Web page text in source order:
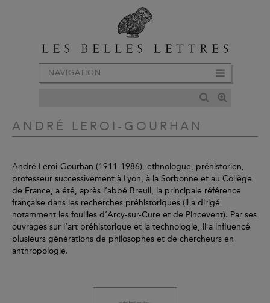
NAVIGATION
ANDRÉ LEROI-GOURHAN
André Leroi-Gourhan (1911-1986), ethnologue, préhistorien,
professeur successivement à Lyon, à la Sorbonne et au Collège
de France, a été, après l’abbé Breuil, la principale référence
française dans les recherches préhistoriques (il a dirigé
notamment les fouilles d’Arcy-sur-Cure et de Pincevent). Par ses
ouvrages sur l’art préhistorique et la technologie, il a influencé
plusieurs générations de philosophes et de chercheurs en
anthropologie.